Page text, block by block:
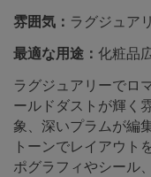
雰囲気： ラグジュア
最適な用途： 化粧品
ラグジュアリーでロ
ールドダストが輝く
象、深いプラムが編
トーンでレイアウト
ポグラフィやシール